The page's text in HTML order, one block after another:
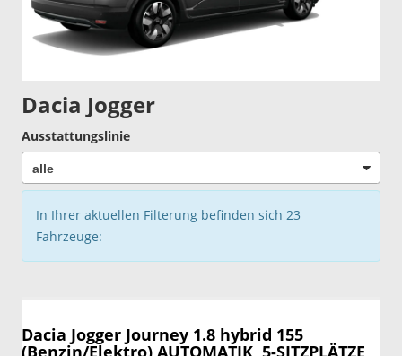
Dacia Jogger
Ausstattungslinie
In Ihrer aktuellen Filterung befinden sich 23
Fahrzeuge:
Dacia Jogger Journey 1.8 hybrid 155
(Benzin/Elektro) AUTOMATIK, 5-SITZPLÄTZE,